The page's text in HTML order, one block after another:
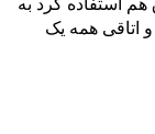
هم استفاده کرد به
اتاقی همه یک